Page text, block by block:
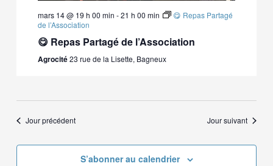
mars 14 @ 19 h 00 min -21 h 00 min
😋 Repas Partagé
de l’Association
😋 Repas Partagé de l’Association
Agrocité23 rue de la Lisette, Bagneux
Jour précédent Jour suivant
S’abonner au calendrier